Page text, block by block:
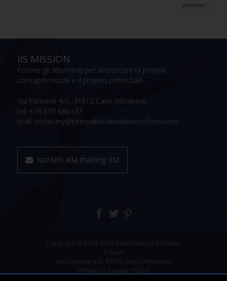
seminari
IIS MISSION
Fornire gli strumenti per accrescere la propria
consapevolezza e il proprio potenziale
Via Fontana 4/A, 41012 Carpi (Modena)
tel: +39 059 686147
mail: secretary@internationalinitiationschool.com
iscriviti alla mailing list
Copyright © 2018-2026 International Initiation
School
via Fontana 4/A, 41012 Carpi (Modena)
[Privacy e Cookie Policy]